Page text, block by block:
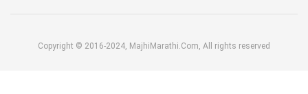
Copyright © 2016-2024, MajhiMarathi.Com, All rights reserved